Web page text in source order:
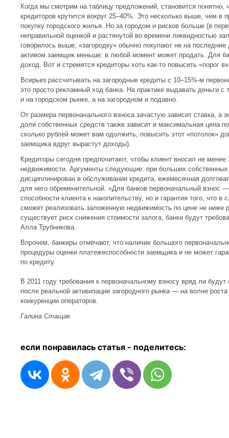
Когда мы смотрим на таблицу предложений, становится понятно,
кредиторов крутится вокруг 25–40%. Это несколько выше, чем в
покупку городского жилья. Но за городом и рисков больше (в
неправильной оценкой и растянутой во времени ликвидностью
говорилось выше, «загородку» обычно покупают не на последние
активом заемщик меньше: в любой момент может продать. Для
доход. Вот и стремятся кредиторы хоть как-то повысить «порог
Всерьез рассчитывать на загородные кредиты с 10–15%-м
это просто рекламный ход банка. На практике выдавать деньги
и на городском рынке, а на загородном и подавно.
От размера первоначального взноса зачастую зависит ставка, а
доли собственных средств также зависит и максимальная цена
сколько рублей может вам одолжить, повысить этот «потолок»
заемщика вдруг вырастут доходы).
Кредиторы сегодня предпочитают, чтобы клиент вносил не менее
недвижимости. Аргументы следующие: при больших
дисциплинирован в обслуживании кредита, ежемесячная
для него обременительной. «Для банков первоначальный взнос
способности клиента к накопительству, но и гарантия того, что
сможет реализовать заложенную недвижимость по цене не ниже
существует риск снижения стоимости залога, банки будут
Алла Трубникова.
Впрочем, банкиры отмечают, что наличие большого
процедуры оценки платежеспособности заемщика и не может
по кредиту.
В 2011 году требования к первоначальному взносу вряд ли
после реальной активизации загородного рынка — на волне
конкуренции операторов.
Галина Стащак
если понравилась статья - поделитесь: